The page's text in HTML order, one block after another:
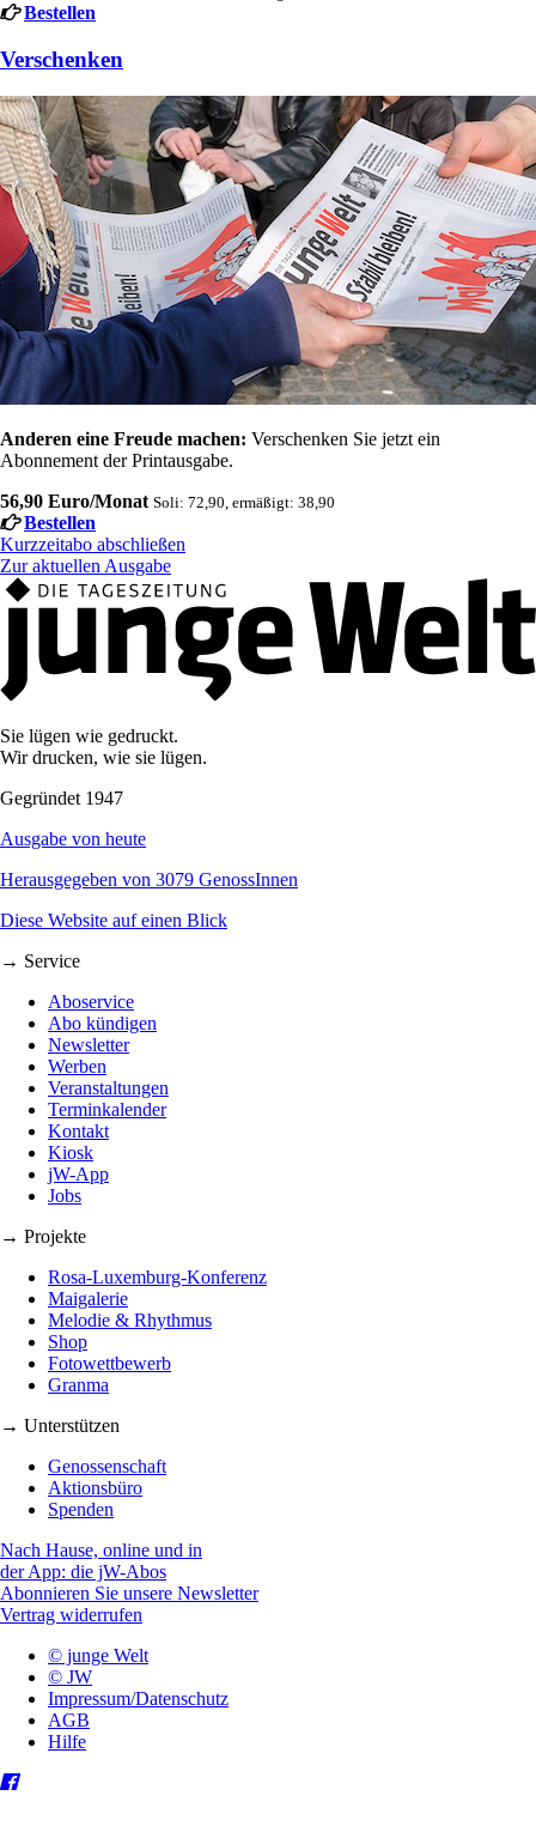
Bestellen
Verschenken
Anderen eine Freude machen: Verschenken Sie jetzt ein
Abonnement der Printausgabe.
56,90 Euro/Monat Soli: 72,90, ermäßigt: 38,90
Bestellen
Kurzzeitabo abschließen
Zur aktuellen Ausgabe
Sie lügen wie gedruckt.
Wir drucken, wie sie lügen.
Gegründet 1947
Ausgabe von heute
Herausgegeben von 3079 GenossInnen
Diese Website auf einen Blick
→ Service
Aboservice
Abo kündigen
Newsletter
Werben
Veranstaltungen
Terminkalender
Kontakt
Kiosk
jW-App
Jobs
→ Projekte
Rosa-Luxemburg-Konferenz
Maigalerie
Melodie & Rhythmus
Shop
Fotowettbewerb
Granma
→ Unterstützen
Genossenschaft
Aktionsbüro
Spenden
Nach Hause, online und in
der App: die jW-Abos
Abonnieren Sie unsere Newsletter
Vertrag widerrufen
© junge Welt
© JW
Impressum/Datenschutz
AGB
Hilfe